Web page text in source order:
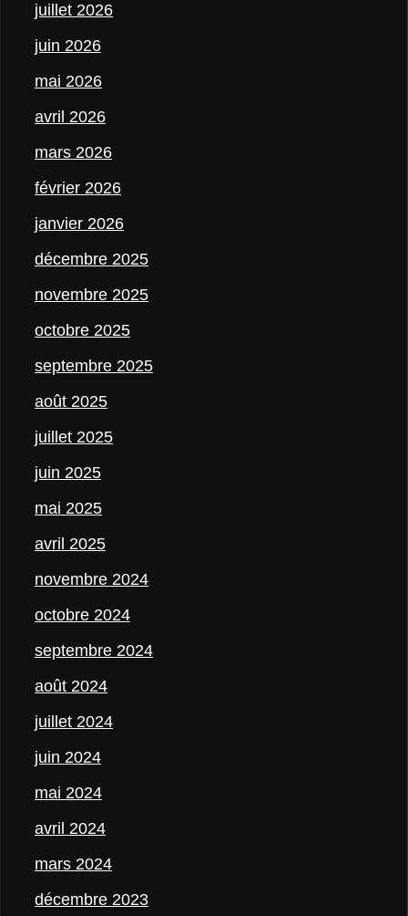
juillet 2026
juin 2026
mai 2026
avril 2026
mars 2026
février 2026
janvier 2026
décembre 2025
novembre 2025
octobre 2025
septembre 2025
août 2025
juillet 2025
juin 2025
mai 2025
avril 2025
novembre 2024
octobre 2024
septembre 2024
août 2024
juillet 2024
juin 2024
mai 2024
avril 2024
mars 2024
décembre 2023